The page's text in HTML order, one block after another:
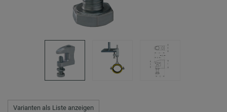
Varianten als Liste anzeigen